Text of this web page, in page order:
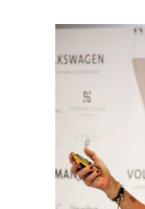
contenido